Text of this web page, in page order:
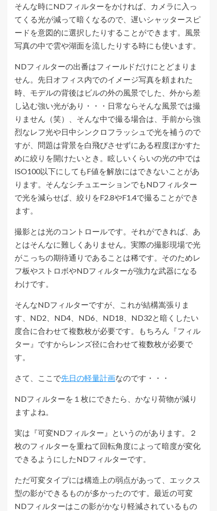
そんな時にNDフィルターをかければ、カメラに入っ
てくる光が減って暗くなるので、遅いシャッタースピ
ードを意図的に選択したりすることができます。風景
写真の中で雲や湖面を流したりする時にも使います。
NDフィルターの出番はフィールドだけにとどまりま
せん。先日オフィス内でのイメージ写真を頼まれた
時、モデルの背後はビルの外の風景でした、外から差
し込む強い光があり・・・日常ならそんな風景では撮
りません（笑）、そんな中で撮る場合は、手前から強
烈なレフ光や日中シンクロフラッシュで光を補うので
すが、問題は背景を白飛びさせずにある程度ぼかすた
めに絞りを開けたいとき。眩しいくらいの光の中では
ISO100以下にしてもF値を解放にはできないことがあ
ります。そんなシチュエーションでもNDフィルター
で光を減らせば、絞りをF2.8やF1.4で撮ることができ
ます。
撮影とは光のコントロールです。それができれば、あ
とはそんなに難しくありません。実際の撮影現場で光
がこっちの期待通りであることは稀です。そのためレ
フ板やストロボやNDフィルターが強力な武器になる
わけです。
そんなNDフィルターですが、これが結構嵩張りま
す、ND2、ND4、ND6、ND18、ND32と暗くしたい
度合に合わせて複数枚が必要です。もちろん『フィル
ター』ですからレンズ径に合わせて複数枚が必要で
す。
さて、ここで先日の軽量計画なのです・・・
NDフィルターを１枚にできたら、かなり荷物が減り
ますよね。
実は『可変NDフィルター』というのがあります。２
枚のフィルターを重ねて回転角度によって暗度が変化
できるようにしたNDフィルターです。
ただ可変タイプには構造上の弱点があって、エックス
型の影ができるものが多かったのです。最近の可変
NDフィルターはこの影がかなり軽減されているもの